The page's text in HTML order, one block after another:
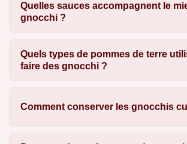
Quelles sauces accompagnent le
gnocchi ?
Quels types de pommes de terre
faire des gnocchi ?
Comment conserver les gnocchis